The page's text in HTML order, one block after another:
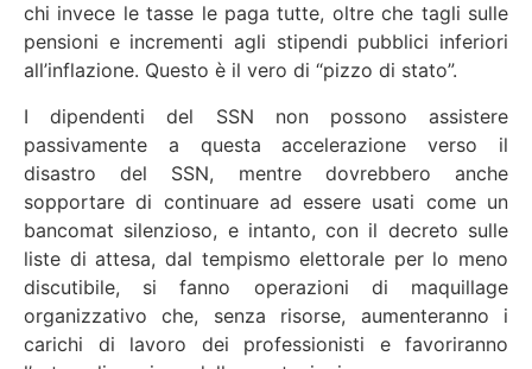
chi invece le tasse le paga tutte, oltre che tagli sulle
pensioni e incrementi agli stipendi pubblici inferiori
all’inflazione. Questo è il vero di “pizzo di stato”.
I dipendenti del SSN non possono assistere
passivamente a questa accelerazione verso il
disastro del SSN, mentre dovrebbero anche
sopportare di continuare ad essere usati come un
bancomat silenzioso, e intanto, con il decreto sulle
liste di attesa, dal tempismo elettorale per lo meno
discutibile, si fanno operazioni di maquillage
organizzativo che, senza risorse, aumenteranno i
carichi di lavoro dei professionisti e favoriranno